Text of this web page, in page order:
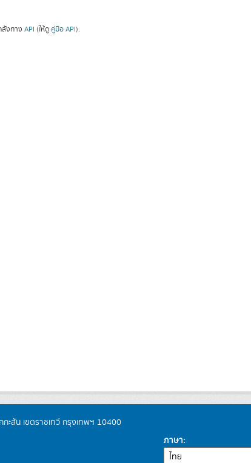
งทาง API (ให้ดู คู่มือ API).
ะสัน เขตราชเทวี กรุงเทพฯ 10400
ภาษา